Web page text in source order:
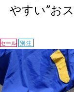
すい”おス
セール 別注